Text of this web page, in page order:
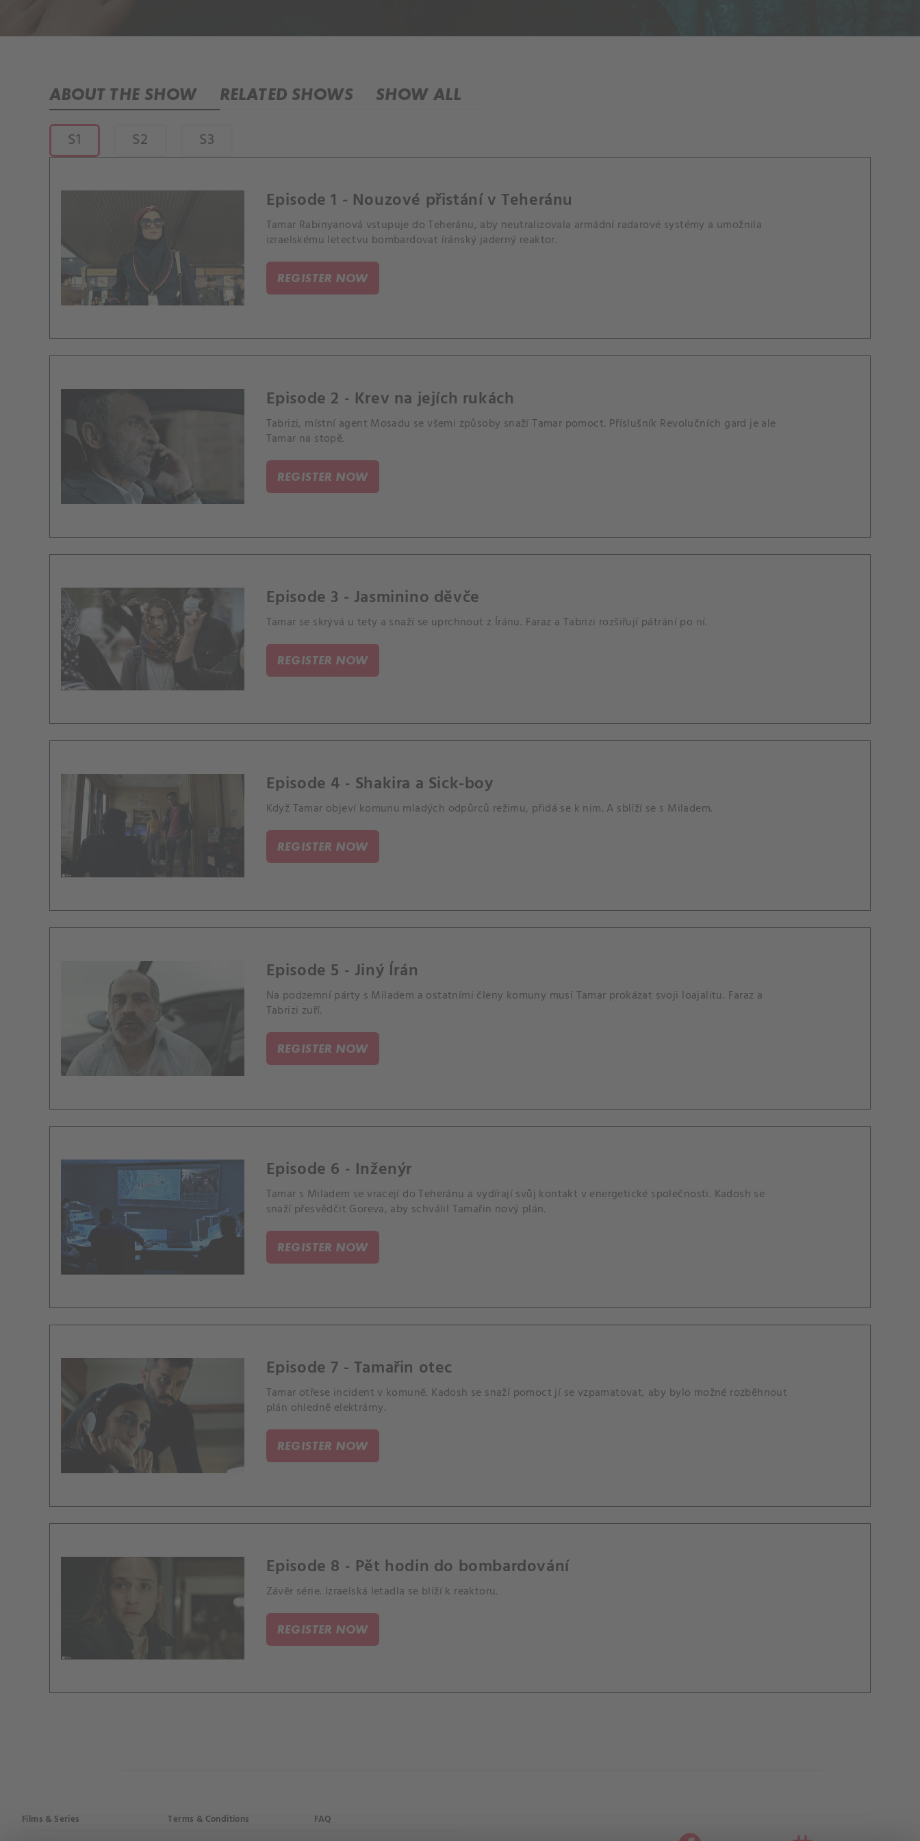
ABOUT THE SHOW RELATED SHOWS SHOW ALL
S1 S2 S3
Episode 1 - Nouzové přistání v Teheránu
Tamar Rabinyanová vstupuje do Teheránu, aby neutralizovala armádní radarové systémy a umožnila
izraelskému letectvu bombardovat íránský jaderný reaktor.
REGISTER NOW
Episode 2 - Krev na jejích rukách
Tabrizi, místní agent Mosadu se všemi způsoby snaží Tamar pomoct. Příslušník Revolučních gard je ale
Tamar na stopě.
REGISTER NOW
Episode 3 - Jasminino děvče
Tamar se skrývá u tety a snaží se uprchnout z Íránu. Faraz a Tabrizi rozšiřují pátrání po ní.
REGISTER NOW
Episode 4 - Shakira a Sick-boy
Když Tamar objeví komunu mladých odpůrců režimu, přidá se k nim. A sblíží se s Miladem.
REGISTER NOW
Episode 5 - Jiný Írán
Na podzemní párty s Miladem a ostatními členy komuny musí Tamar prokázat svoji loajalitu. Faraz a
Tabrizi zuří.
REGISTER NOW
Episode 6 - Inženýr
Tamar s Miladem se vracejí do Teheránu a vydírají svůj kontakt v energetické společnosti. Kadosh se
snaží přesvědčit Goreva, aby schválil Tamařin nový plán.
REGISTER NOW
Episode 7 - Tamařin otec
Tamar otřese incident v komuně. Kadosh se snaží pomoct jí se vzpamatovat, aby bylo možné rozběhnout
plán ohledně elektrárny.
REGISTER NOW
Episode 8 - Pět hodin do bombardování
Závěr série. Izraelská letadla se blíží k reaktoru.
REGISTER NOW
Films & Series Terms & Conditions FAQ